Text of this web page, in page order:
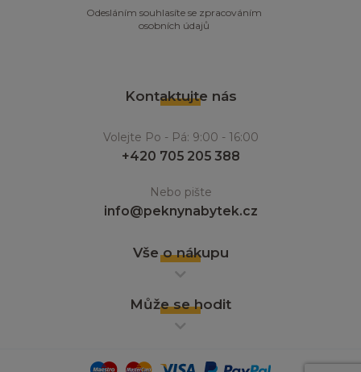
Odesláním souhlasíte se zpracováním
osobních údajů
Kontaktujte nás
Volejte Po - Pá: 9:00 - 16:00
+420 705 205 388
Nebo pište
info@peknynabytek.cz
Vše o nákupu
Může se hodit